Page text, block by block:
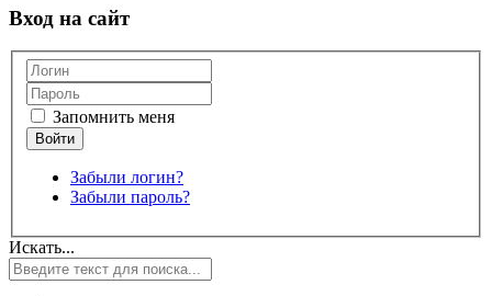
Вход на сайт
Запомнить меня
Забыли логин?
Забыли пароль?
Искать...